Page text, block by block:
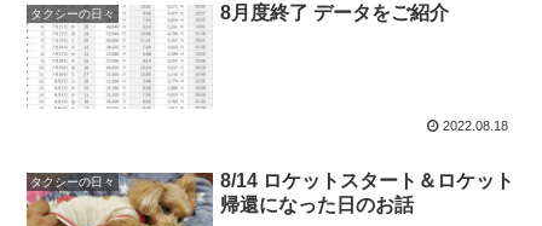
タクシーの日々 8月度終了 データをご紹介
2022.08.18
タクシーの日々
8/14 ロケットスタート＆ロケット
帰還になった日のお話